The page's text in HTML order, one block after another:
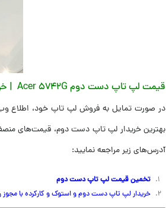
قیمت لپ تاپ دست دوم Acer 5742G | خرید و فروش لپتاب کارکرده ایسر در تهران
در صورت تمایل به فروش لپ تاپ خود، اطلاع
بهترین خریدار لپ تاپ دست دوم، قیمت‌های
آدرس‌های زیر مراجعه نمایید:
تخمین قیمت لپ تاپ دست دوم
خریدار لپ تاپ دست دوم و استوک و کارکرده با مجوز